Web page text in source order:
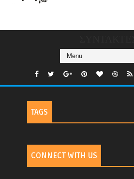
TAGS
CONNECT WITH US